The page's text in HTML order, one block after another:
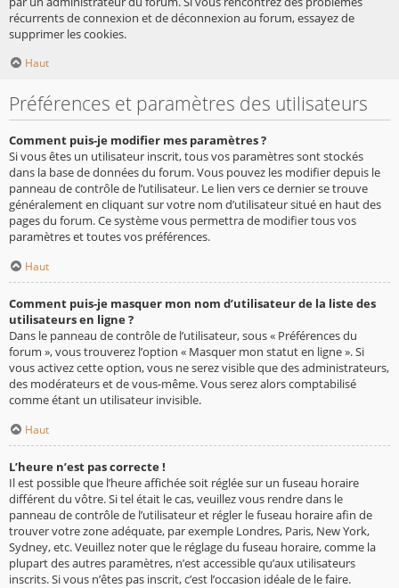
récurrents de connexion et de déconnexion au forum, essayez de
supprimer les cookies.
Haut
Préférences et paramètres des utilisateurs
Comment puis-je modifier mes paramètres ?
Si vous êtes un utilisateur inscrit, tous vos paramètres sont stockés
dans la base de données du forum. Vous pouvez les modifier depuis le
panneau de contrôle de l’utilisateur. Le lien vers ce dernier se trouve
généralement en cliquant sur votre nom d’utilisateur situé en haut des
pages du forum. Ce système vous permettra de modifier tous vos
paramètres et toutes vos préférences.
Haut
Comment puis-je masquer mon nom d’utilisateur de la liste des
utilisateurs en ligne ?
Dans le panneau de contrôle de l’utilisateur, sous « Préférences du
forum », vous trouverez l’option « Masquer mon statut en ligne ». Si
vous activez cette option, vous ne serez visible que des administrateurs,
des modérateurs et de vous-même. Vous serez alors comptabilisé
comme étant un utilisateur invisible.
Haut
L’heure n’est pas correcte !
Il est possible que l’heure affichée soit réglée sur un fuseau horaire
différent du vôtre. Si tel était le cas, veuillez vous rendre dans le
panneau de contrôle de l’utilisateur et régler le fuseau horaire afin de
trouver votre zone adéquate, par exemple Londres, Paris, New York,
Sydney, etc. Veuillez noter que le réglage du fuseau horaire, comme la
plupart des autres paramètres, n’est accessible qu’aux utilisateurs
inscrits. Si vous n’êtes pas inscrit, c’est l’occasion idéale de le faire.